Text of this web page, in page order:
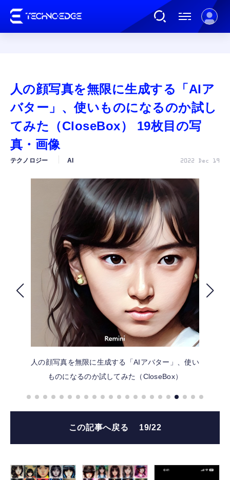
AI
ガジェット
カルチャー
公式ストア
FOLLOW US
人の顔写真を無限に生成する「AIア
バター」、使いものになるのか試し
てみた（CloseBox） 19枚目の写
真・画像
テクノロジー AI 2022 Dec 19
人の顔写真を無限に生成する「AIアバター」、使い
ものになるのか試してみた（CloseBox）
この記事へ戻る 19/22